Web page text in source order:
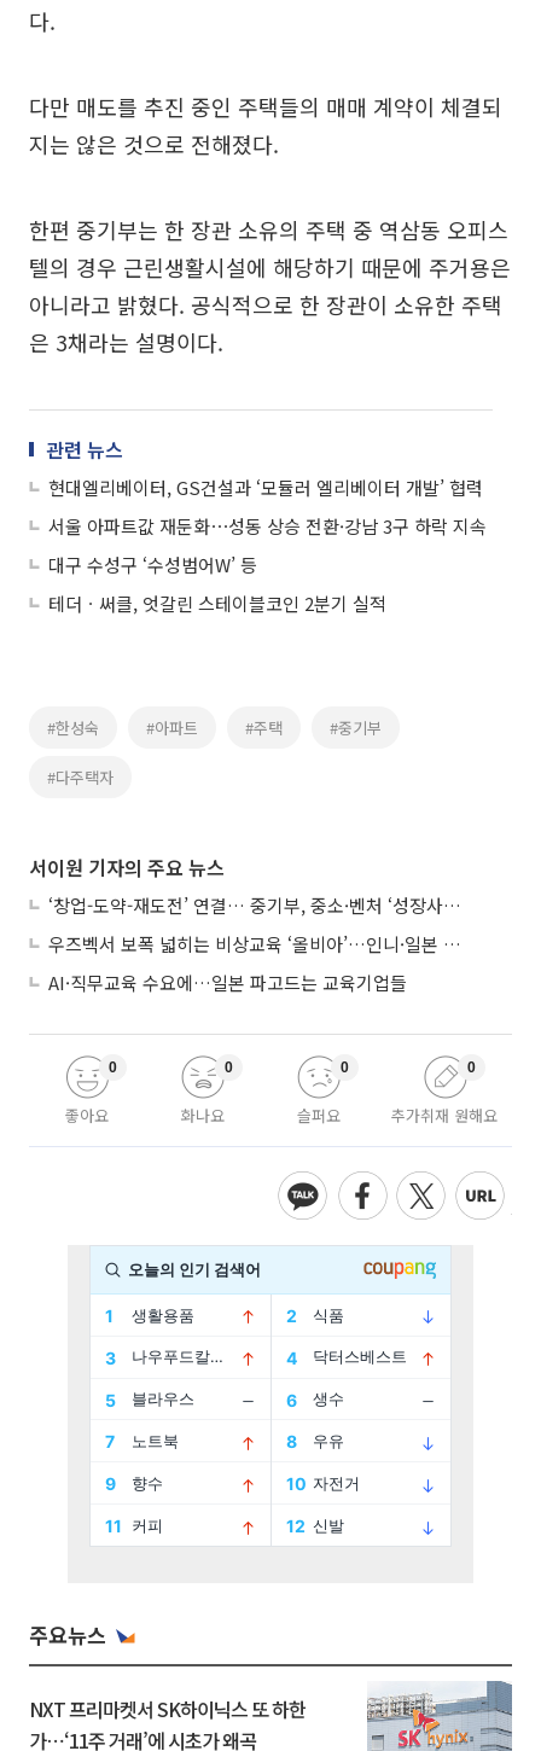
다.
다만 매도를 추진 중인 주택들의 매매 계약이 체결되
지는 않은 것으로 전해졌다.
한편 중기부는 한 장관 소유의 주택 중 역삼동 오피스
텔의 경우 근린생활시설에 해당하기 때문에 주거용은
아니라고 밝혔다. 공식적으로 한 장관이 소유한 주택
은 3채라는 설명이다.
관련 뉴스
현대엘리베이터, GS건설과 ‘모듈러 엘리베이터 개발’ 협력
서울 아파트값 재둔화⋯성동 상승 전환·강남 3구 하락 지속
대구 수성구 ‘수성범어W’ 등
테더ㆍ써클, 엇갈린 스테이블코인 2분기 실적
#한성숙 #아파트 #주택 #중기부
#다주택자
서이원 기자의 주요 뉴스
‘창업-도약-재도전’ 연결… 중기부, 중소·벤처 ‘성장사다리’ 짓는다
우즈벡서 보폭 넓히는 비상교육 ‘올비아’…인니·일본 진출 타진
AI·직무교육 수요에…일본 파고드는 교육기업들
좋아요
0
화나요
0
슬퍼요
0
추가취재 원해요
0
주요뉴스
NXT 프리마켓서 SK하이닉스 또 하한
가⋯‘11주 거래’에 시초가 왜곡